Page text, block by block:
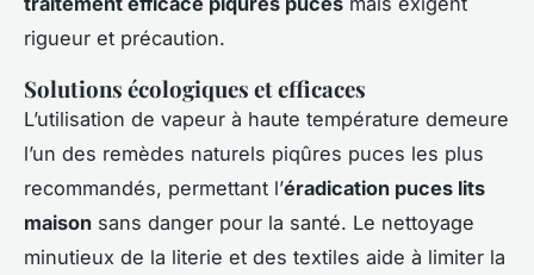
rigueur et précaution.
Solutions écologiques et efficaces
L’utilisation de vapeur à haute température demeure
l’un des remèdes naturels piqûres puces les plus
recommandés, permettant l’éradication puces lits
maison sans danger pour la santé. Le nettoyage
minutieux de la literie et des textiles aide à limiter la